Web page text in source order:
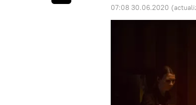
07:08 30.06.2020